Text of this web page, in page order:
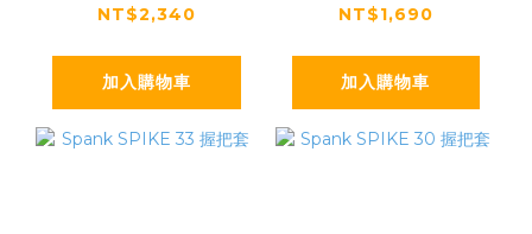
山車金屬踏板
NT$2,340
加入購物車
踏板
NT$1,690
加入購物車